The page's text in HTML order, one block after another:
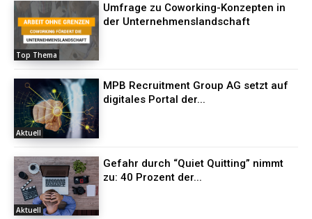
Top Thema
Umfrage zu Coworking-Konzepten in
der Unternehmenslandschaft
Aktuell
MPB Recruitment Group AG setzt auf
digitales Portal der...
Aktuell
Gefahr durch “Quiet Quitting” nimmt
zu: 40 Prozent der...